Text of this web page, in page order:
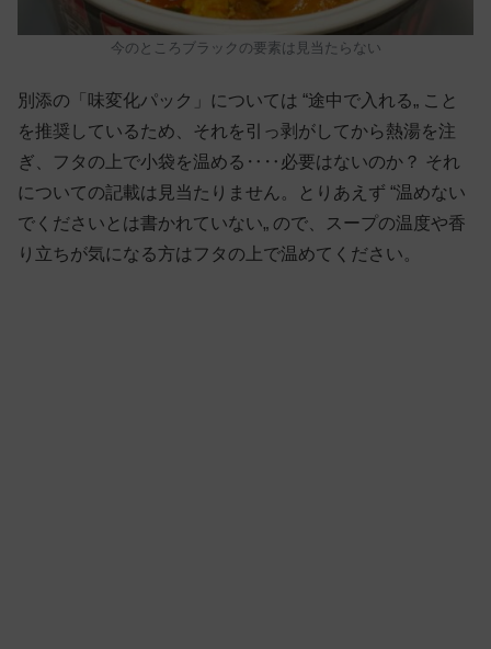
今のところブラックの要素は見当たらない
別添の「味変化パック」については “途中で入れる„ こと
を推奨しているため、それを引っ剥がしてから熱湯を注
ぎ、フタの上で小袋を温める‥‥必要はないのか？ それ
についての記載は見当たりません。とりあえず “温めない
でくださいとは書かれていない„ ので、スープの温度や香
り立ちが気になる方はフタの上で温めてください。